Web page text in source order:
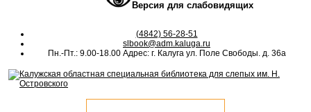
Версия для слабовидящих
(4842) 56-28-51
slbook@adm.kaluga.ru
Пн.-Пт.: 9.00-18.00 Адрес: г. Калуга ул. Поле Свободы. д. 36а